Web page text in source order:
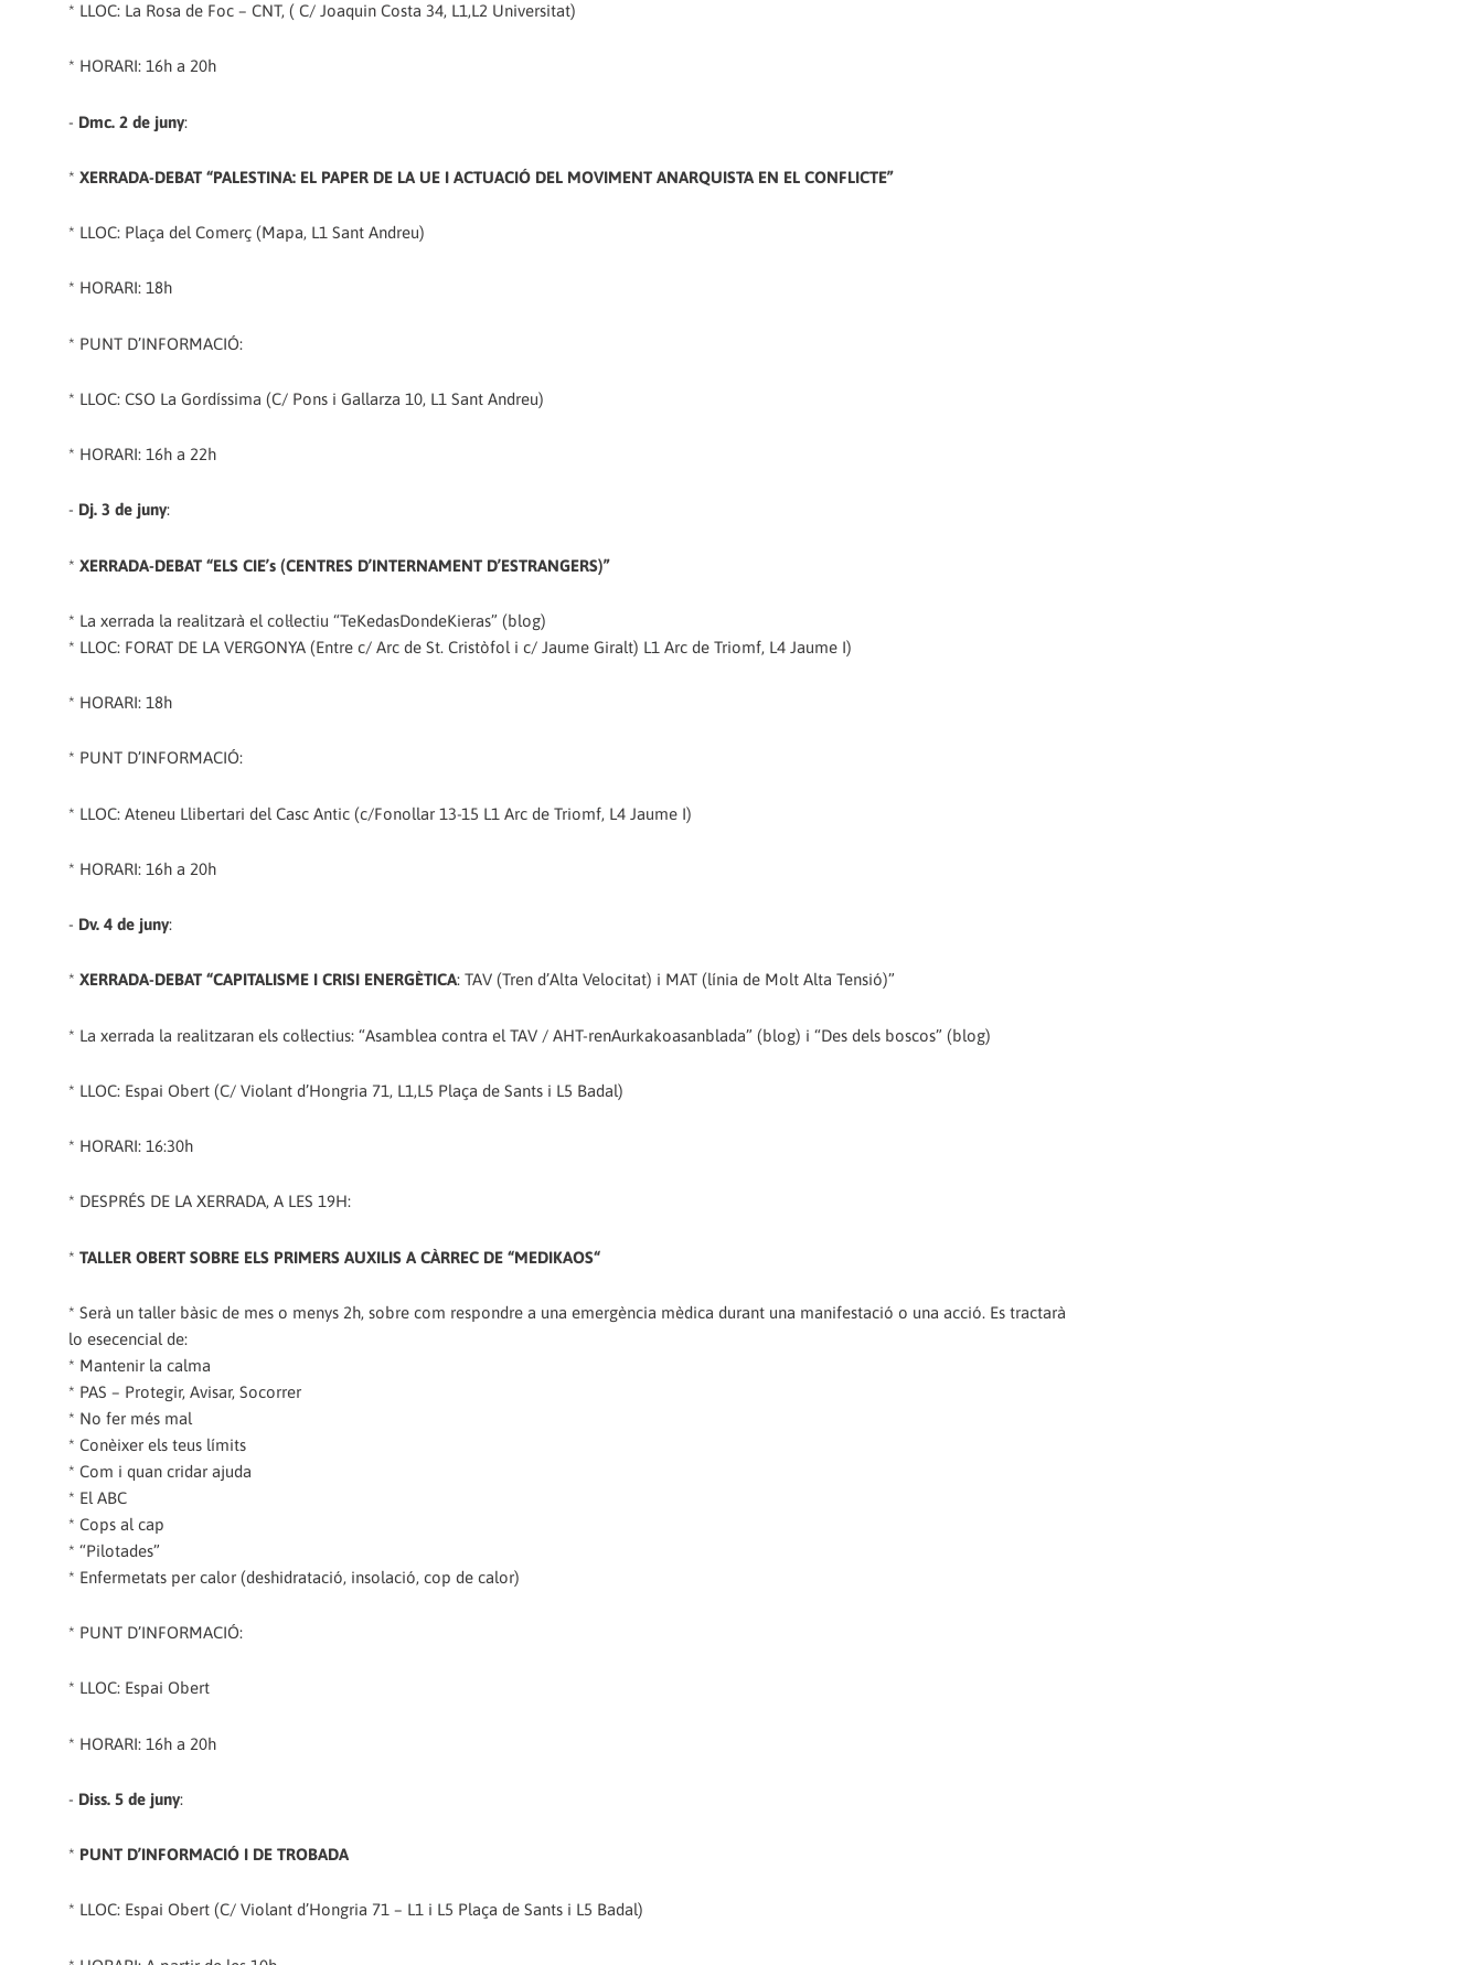
* LLOC: La Rosa de Foc – CNT, ( C/ Joaquin Costa 34, L1,L2 Universitat)
* HORARI: 16h a 20h
- Dmc. 2 de juny:
* XERRADA-DEBAT “PALESTINA: EL PAPER DE LA UE I ACTUACIÓ DEL MOVIMENT ANARQUISTA EN EL CONFLICTE”
* LLOC: Plaça del Comerç (Mapa, L1 Sant Andreu)
* HORARI: 18h
* PUNT D’INFORMACIÓ:
* LLOC: CSO La Gordíssima (C/ Pons i Gallarza 10, L1 Sant Andreu)
* HORARI: 16h a 22h
- Dj. 3 de juny:
* XERRADA-DEBAT “ELS CIE’s (CENTRES D’INTERNAMENT D’ESTRANGERS)”
* La xerrada la realitzarà el col·lectiu “TeKedasDondeKieras” (blog)
* LLOC: FORAT DE LA VERGONYA (Entre c/ Arc de St. Cristòfol i c/ Jaume Giralt) L1 Arc de Triomf, L4 Jaume I)
* HORARI: 18h
* PUNT D’INFORMACIÓ:
* LLOC: Ateneu Llibertari del Casc Antic (c/Fonollar 13-15 L1 Arc de Triomf, L4 Jaume I)
* HORARI: 16h a 20h
- Dv. 4 de juny:
* XERRADA-DEBAT “CAPITALISME I CRISI ENERGÈTICA: TAV (Tren d’Alta Velocitat) i MAT (línia de Molt Alta Tensió)”
* La xerrada la realitzaran els col·lectius: “Asamblea contra el TAV / AHT-renAurkakoasanblada” (blog) i “Des dels boscos” (blog)
* LLOC: Espai Obert (C/ Violant d’Hongria 71, L1,L5 Plaça de Sants i L5 Badal)
* HORARI: 16:30h
* DESPRÉS DE LA XERRADA, A LES 19H:
* TALLER OBERT SOBRE ELS PRIMERS AUXILIS A CÀRREC DE “MEDIKAOS“
* Serà un taller bàsic de mes o menys 2h, sobre com respondre a una emergència mèdica durant una manifestació o una acció. Es tractarà
lo esecencial de:
* Mantenir la calma
* PAS – Protegir, Avisar, Socorrer
* No fer més mal
* Conèixer els teus límits
* Com i quan cridar ajuda
* El ABC
* Cops al cap
* “Pilotades”
* Enfermetats per calor (deshidratació, insolació, cop de calor)
* PUNT D’INFORMACIÓ:
* LLOC: Espai Obert
* HORARI: 16h a 20h
- Diss. 5 de juny:
* PUNT D’INFORMACIÓ I DE TROBADA
* LLOC: Espai Obert (C/ Violant d’Hongria 71 – L1 i L5 Plaça de Sants i L5 Badal)